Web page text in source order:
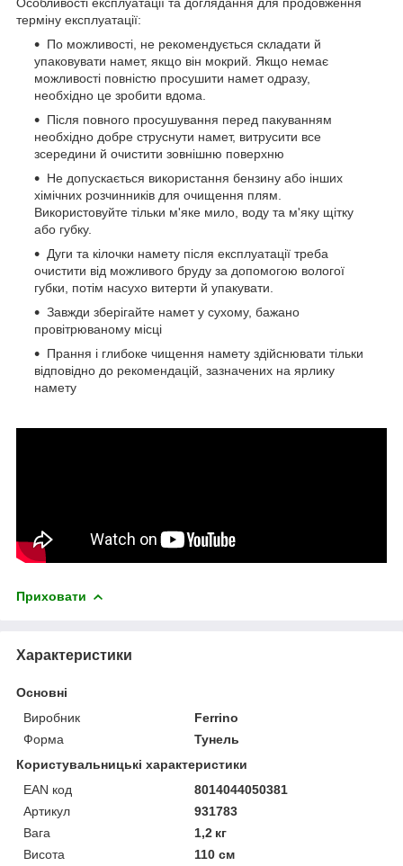
терміну експлуатації:
По можливості, не рекомендується складати й
упаковувати намет, якщо він мокрий. Якщо немає
можливості повністю просушити намет одразу,
необхідно це зробити вдома.
Після повного просушування перед пакуванням
необхідно добре струснути намет, витрусити все
зсередини й очистити зовнішню поверхню
Не допускається використання бензину або інших
хімічних розчинників для очищення плям.
Використовуйте тільки м'яке мило, воду та м'яку щітку
або губку.
Дуги та кілочки намету після експлуатації треба
очистити від можливого бруду за допомогою вологої
губки, потім насухо витерти й упакувати.
Завжди зберігайте намет у сухому, бажано
провітрюваному місці
Прання і глибоке чищення намету здійснювати тільки
відповідно до рекомендацій, зазначених на ярлику
намету
Приховати
Характеристики
Основні
Виробник
Ferrino
Форма
Тунель
Користувальницькі характеристики
EAN код
8014044050381
Артикул
931783
Вага
1,2 кг
Висота
110 cм